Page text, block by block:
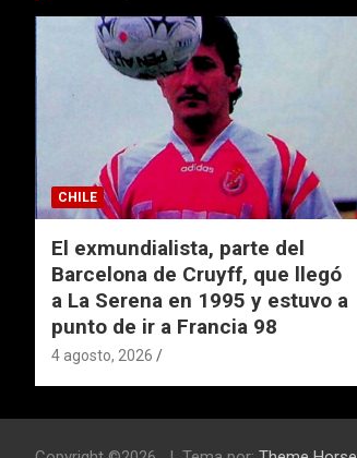
CHILE
El exmundialista, parte del
Barcelona de Cruyff, que llegó
a La Serena en 1995 y estuvo a
punto de ir a Francia 98
4 agosto, 2026